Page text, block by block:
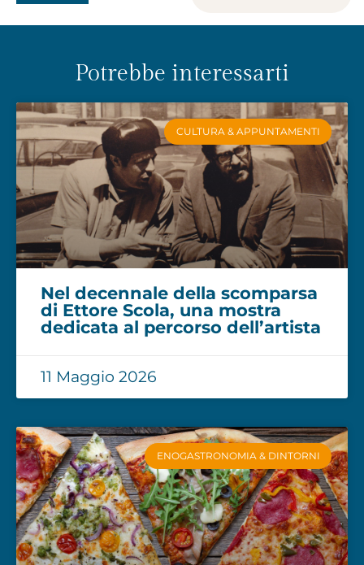
Potrebbe interessarti
CULTURA & APPUNTAMENTI
Nel decennale della scomparsa
di Ettore Scola, una mostra
dedicata al percorso dell’artista
11 Maggio 2026
ENOGASTRONOMIA & DINTORNI